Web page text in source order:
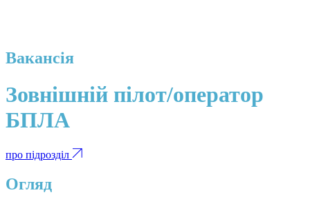
Вакансія
Зовнішній пілот/оператор
БПЛА
про підрозділ
Огляд